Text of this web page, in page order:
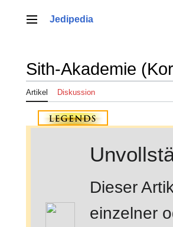
springenHauptmenü
Jedipedia
Sith-Akademie
Artikel Diskussion
Dieser
einzelner